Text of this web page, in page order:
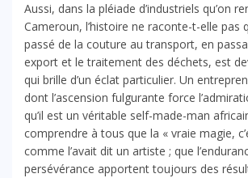
Aussi, dans la pléiade d’industriels qu’on
Cameroun, l’histoire ne raconte-t-elle pas
passé de la couture au transport, en
export et le traitement des déchets, est
qui brille d’un éclat particulier. Un
dont l’ascension fulgurante force
qu’il est un véritable self-made-man
comprendre à tous que la « vraie magie,
comme l’avait dit un artiste ; que
persévérance apportent toujours des